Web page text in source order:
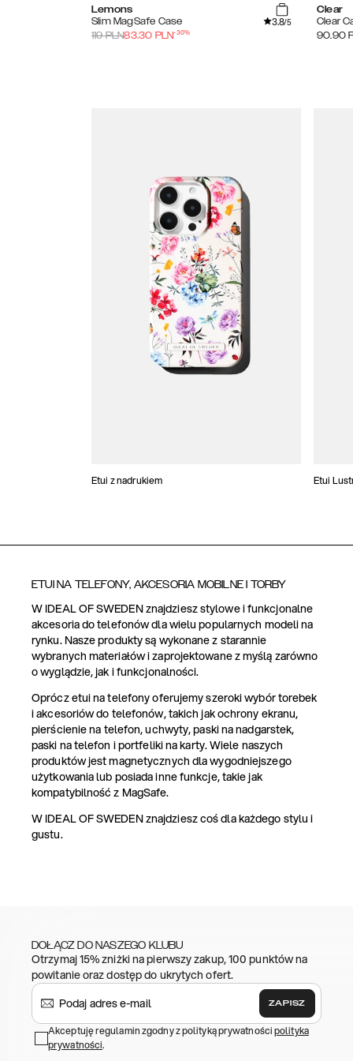
Lemons
Slim MagSafe Case
3.8/5
119PLN83.30 PLN-30%
Clear
Clear
90.90
Etui z nadrukiem Etui
ETUI NA TELEFONY, AKCESORIA MOBILNE I TORBY
W IDEAL OF SWEDEN znajdziesz stylowe i funkcjonalne
akcesoria do telefonów dla wielu popularnych modeli na
rynku. Nasze produkty są wykonane z starannie
wybranych materiałów i zaprojektowane z myślą zarówno
o wyglądzie, jak i funkcjonalności.
Oprócz etui na telefony oferujemy szeroki wybór torebek
i akcesoriów do telefonów, takich jak ochrony ekranu,
pierścienie na telefon, uchwyty, paski na nadgarstek,
paski na telefon i portfeliki na karty. Wiele naszych
produktów jest magnetycznych dla wygodniejszego
użytkowania lub posiada inne funkcje, takie jak
kompatybilność z MagSafe.
W IDEAL OF SWEDEN znajdziesz coś dla każdego stylu i
gustu.
DOŁĄCZ DO NASZEGO KLUBU
Otrzymaj 15% zniżki na pierwszy zakup, 100 punktów na
powitanie oraz dostęp do ukrytych ofert.
ZAPISZ
Akceptuję regulamin zgodny z polityką prywatnościpolityka
prywatności.